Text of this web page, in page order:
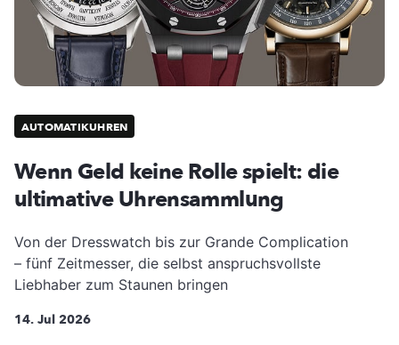
AUTOMATIKUHREN
Wenn Geld keine Rolle spielt: die
ultimative Uhrensammlung
Von der Dresswatch bis zur Grande Complication
– fünf Zeitmesser, die selbst anspruchsvollste
Liebhaber zum Staunen bringen
14. Jul 2026